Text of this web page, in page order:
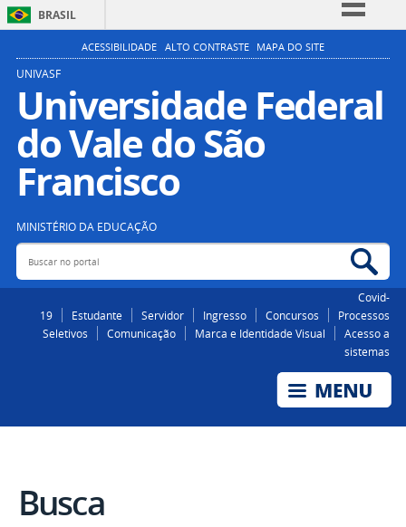
BRASIL
Simplifique!
Participe
Acesso à informação
Legislação
ACESSIBILIDADE ALTO CONTRASTE MAPA DO SITE
UNIVASF
Universidade Federal
do Vale do São
Francisco
MINISTÉRIO DA EDUCAÇÃO
Buscar no portal
Covid-
19
Estudante Servidor Ingresso Concursos
Processos
Seletivos
Comunicação Marca e Identidade Visual
Acesso a
sistemas
Busca